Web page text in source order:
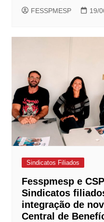
FESSPMESP 19/
Sindicatos Filiados
Fesspmesp e
Sindicatos
integração de
Central de